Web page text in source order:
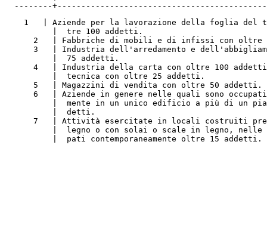
--------
1   | Aziende per la lavorazione della foglia del
          |  tre 100 addetti.
2   | Fabbriche di mobili e di infissi con oltre
3   | Industria dell'arredamento e
          |  75 addetti.
4   | Industria della carta con oltre 100
          |  tecnica con oltre 25 addetti.
      5   | Magazzini di vendita con oltre 50 addetti.
6   | Aziende in genere nelle quali sono
|  mente in un unico edificio a più di un
          |  detti.
7   | Attività esercitate in locali costruiti
|  legno o con solai o scale in legno, nelle
          |  pati contemporaneamente oltre 15 addetti.